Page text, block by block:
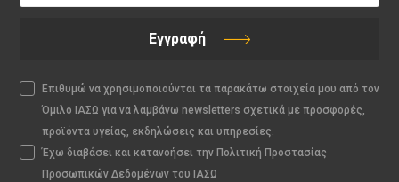
Εγγραφή
Επιθυμώ να χρησιμοποιούνται τα παρακάτω στοιχεία μου από τον
Όμιλο ΙΑΣΩ για να λαμβάνω newsletters σχετικά με προσφορές,
προϊόντα υγείας, εκδηλώσεις και υπηρεσίες.
Έχω διαβάσει και κατανοήσει την Πολιτική Προστασίας
Προσωπικών Δεδομένων του ΙΑΣΩ